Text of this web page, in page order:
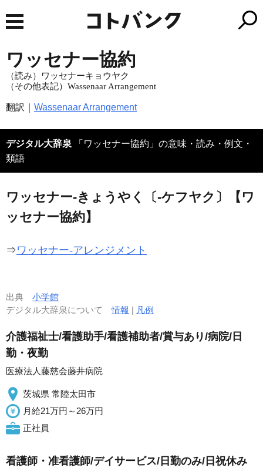
ワッセナー協約
（読み）ワッセナーキョウヤク
（その他表記）Wassenaar Arrangement
翻訳｜ Wassenaar Arrangement
デジタル大辞泉 「ワッセナー協約」の意味・読み・例文・
類語
ワッセナー‐きょうやく〔‐ケフヤク〕【ワ
ッセナー協約】
⇒ワッセナー‐アレンジメント
出典 小学館
デジタル大辞泉について情報 | 凡例
介護福祉士/看護助手/看護補助者/賞与あり/病院/日
勤・夜勤
医療法人藤慈会藤井病院
茨城県 常陸太田市
月給21万円～26万円
正社員
看護師・准看護師/デイサービス/日勤のみ/日祝休み